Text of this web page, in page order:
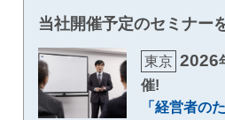
当社開催予定のセミナー
東京 2026
催!
「経営者の